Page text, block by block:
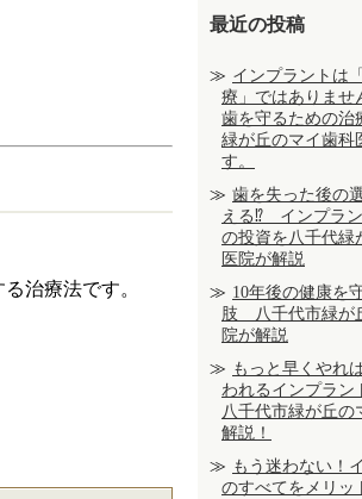
治療法です。
最近の投稿
インプラントは
療」ではありませ
歯を守るための治
緑が丘のマイ歯科
す。
歯を失った後の
える⁉ インプラ
の投資を八千代緑
医院が解説
10年後の健康を
肢 八千代市緑が
院が解説
もっと早くやれ
われるインプラ
八千代市緑が丘の
解説！
もう迷わない！
のすべてをメリッ